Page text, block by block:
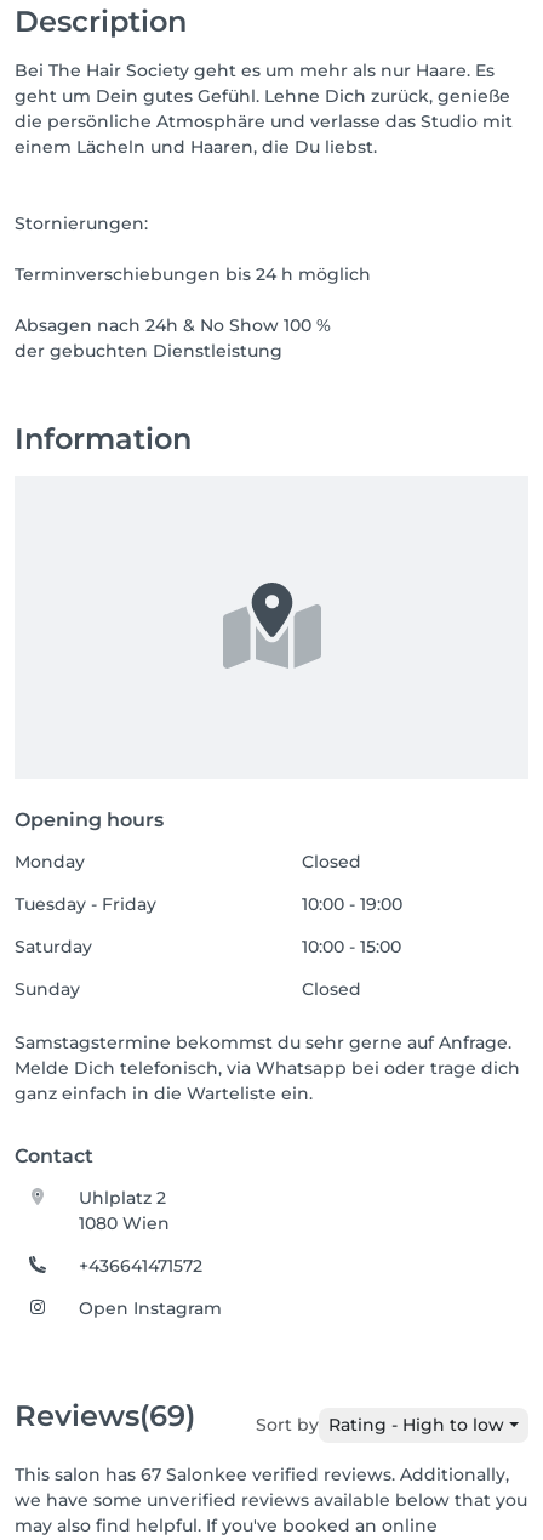
Description
Bei The Hair Society geht es um mehr als nur Haare. Es
geht um Dein gutes Gefühl. Lehne Dich zurück, genieße
die persönliche Atmosphäre und verlasse das Studio mit
einem Lächeln und Haaren, die Du liebst.
Stornierungen:
Terminverschiebungen bis 24 h möglich
Absagen nach 24h & No Show 100 %
der gebuchten Dienstleistung
Information
Opening hours
Monday
Closed
Tuesday - Friday
10:00 - 19:00
Saturday
10:00 - 15:00
Sunday
Closed
Samstagstermine bekommst du sehr gerne auf Anfrage.
Melde Dich telefonisch, via Whatsapp bei oder trage dich
ganz einfach in die Warteliste ein.
Contact
Uhlplatz 2
1080 Wien
+436641471572
Open Instagram
Reviews(69) Sort by Rating - High to low
This salon has 67 Salonkee verified reviews. Additionally,
we have some unverified reviews available below that you
may also find helpful. If you've booked an online